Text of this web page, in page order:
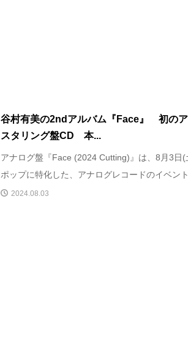
谷村有美の2ndアルバム『Face』 初の
スタリング盤CD 本...
アナログ盤『Face (2024 Cutting)』は、8月3日(
ポップに特化した、アナログレコードのイベント
2024.08.03